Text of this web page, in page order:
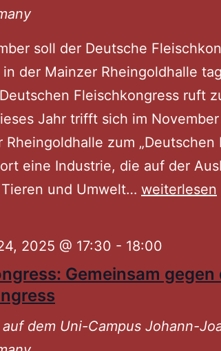
soll der Deutsche
der Mainzer Rheingoldhalle
Fleischkongress ruft
Jahr trifft sich im
Rheingoldhalle zum „Deutschen
eine Industrie, die auf der
und Umwelt… Der
weiterlesen
Gemeinsam
2025 @ 17:30 - 18:00
dem Uni-Campus Johann-